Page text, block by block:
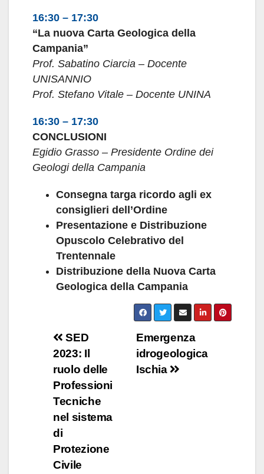
16:30 – 17:30
“La nuova Carta Geologica della
Campania”
Prof. Sabatino Ciarcia – Docente
UNISANNIO
Prof. Stefano Vitale – Docente UNINA
16:30 – 17:30
CONCLUSIONI
Egidio Grasso – Presidente Ordine dei
Geologi della Campania
Consegna targa ricordo agli ex
consiglieri dell’Ordine
Presentazione e Distribuzione
Opuscolo Celebrativo del
Trentennale
Distribuzione della Nuova Carta
Geologica della Campania
Navigazione
articoli
Emergenza
idrogeologica
Ischia
SED
2023: Il
ruolo delle
Professioni
Tecniche
nel sistema
di
Protezione
Civile